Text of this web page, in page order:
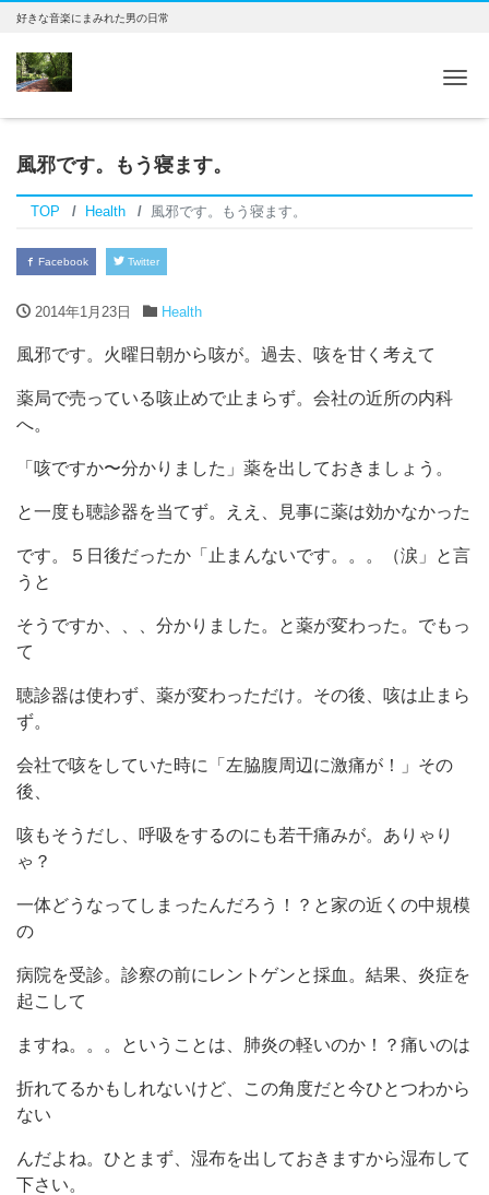
好きな音楽にまみれた男の日常
風邪です。もう寝ます。
TOP Health 風邪です。もう寝ます。
Facebook Twitter
2014年1月23日 Health
風邪です。火曜日朝から咳が。過去、咳を甘く考えて
薬局で売っている咳止めで止まらず。会社の近所の内科
へ。
「咳ですか〜分かりました」薬を出しておきましょう。
と一度も聴診器を当てず。ええ、見事に薬は効かなかった
です。５日後だったか「止まんないです。。。（涙」と言
うと
そうですか、、、分かりました。と薬が変わった。でもっ
て
聴診器は使わず、薬が変わっただけ。その後、咳は止まら
ず。
会社で咳をしていた時に「左脇腹周辺に激痛が！」その
後、
咳もそうだし、呼吸をするのにも若干痛みが。ありゃり
ゃ？
一体どうなってしまったんだろう！？と家の近くの中規模
の
病院を受診。診察の前にレントゲンと採血。結果、炎症を
起こして
ますね。。。ということは、肺炎の軽いのか！？痛いのは
折れてるかもしれないけど、この角度だと今ひとつわから
ない
んだよね。ひとまず、湿布を出しておきますから湿布して
下さい。